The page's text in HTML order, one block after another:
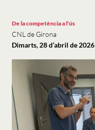
De la competència a l'ús
CNL de Girona
Dimarts, 28 d’abril de 2026